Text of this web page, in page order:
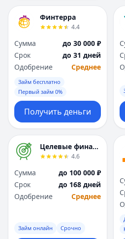
Финтерра
4.4
Сумма
до 30 000 ₽
Срок
до 31 дней
Одобрение
Среднее
Займ бесплатно
Первый займ 0%
Получить деньги
Целевые финансы
4.6
Сумма
до 100 000 ₽
Срок
до 168 дней
Одобрение
Среднее
Займ онлайн Срочно